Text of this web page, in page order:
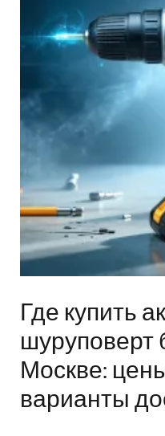
Где купить
шуруповерт
Москве:
варианты